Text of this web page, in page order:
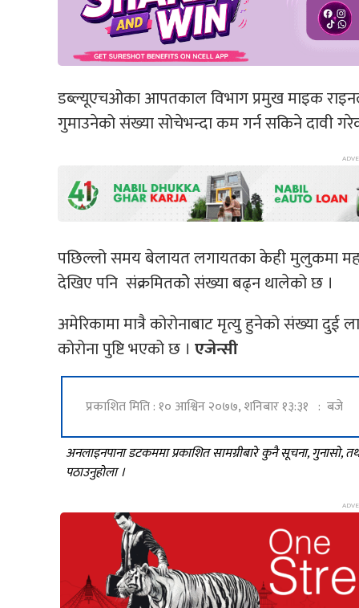
डब्ल्यूएचओका आपतकाल विभाग प्रमुख माइक राइनले
गुमाउनेको संख्या सोचेभन्दा कम गर्न सकिने दावी
पछिल्लो समय बेलायत लगायतका केही मुलुकमा
देखिए पनि संक्रमितकोे संख्या बढ्न थालेको छ ।
अमेरिकामा मात्रै कोरोनाबाट मृत्यु हुनेको संख्या
कोरोना पुष्टि भएको छ । एजेन्सी
प्रकाशित मिति : १० आश्विन २०७७, शनिबार १३:३१ : बजे
अनलाइनपाना डटकममा प्रकाशित सामग्रीबारे कुनै सूचना, गुनासो,
पठाउनुहोला ।